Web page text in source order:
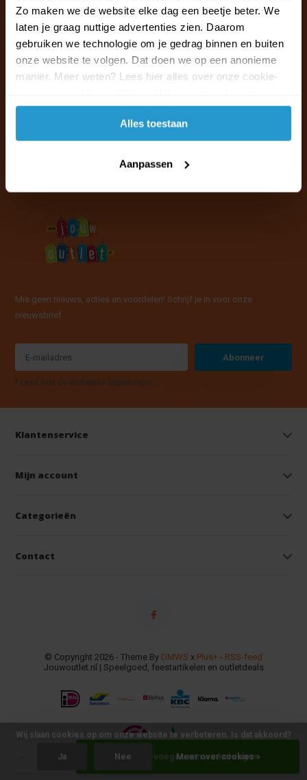
Zo maken we de website elke dag een beetje beter. We
laten je graag nuttige advertenties zien. Daarom
gebruiken we technologie om je gedrag binnen en buiten
onze website te volgen. Dat doen we op een anonieme
manier. Meer weten? Lees hier alles over onze cookie-
accepteren.
Alles toestaan
Aanpassen
+ Toevoegen aan winkelwagen
Wij staan voor u klaar.
Ma t/m vr van 09:30 - 16:00 telefonisch
+31 (0)13 785 62 41
Naar de klantenservice & FAQ
Mis geen nieuws, acties en voordelen! Schrijf je in voor onze
nieuwsbrief
Abonneer
* Lees hier de wettelijke beperkingen
Klantenservice
Mijn account
Categorieën
Contact
© Copyright 2026 - Theme By DMWS x Plus+ - RSS-feed
Jouwoutlet.nl | Speelgoed, feestartikelen en outletdeals
Wij slaan cookies op om onze website te verbeteren. Is dat akkoord?
Ja Nee Meer over cookies »